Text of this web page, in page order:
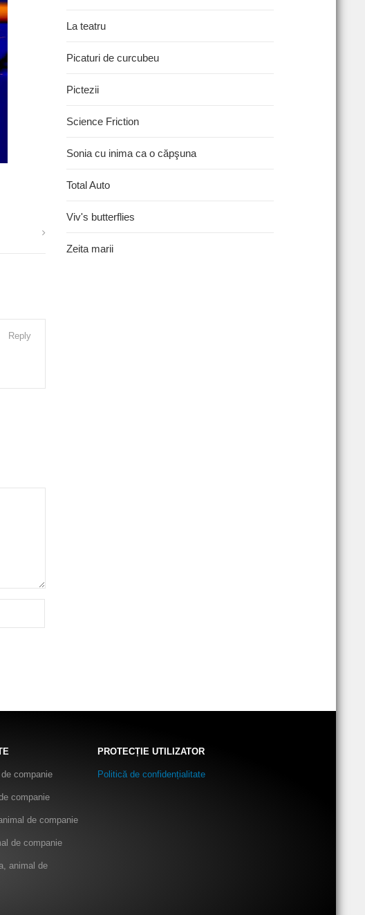
Reply
La teatru
Picaturi de curcubeu
Pictezii
Science Friction
Sonia cu inima ca o căpşuna
Total Auto
Viv's butterflies
Zeita marii
companie
companie
de companie
de companie
animal de
PROTECȚIE UTILIZATOR
Politică de confidențialitate